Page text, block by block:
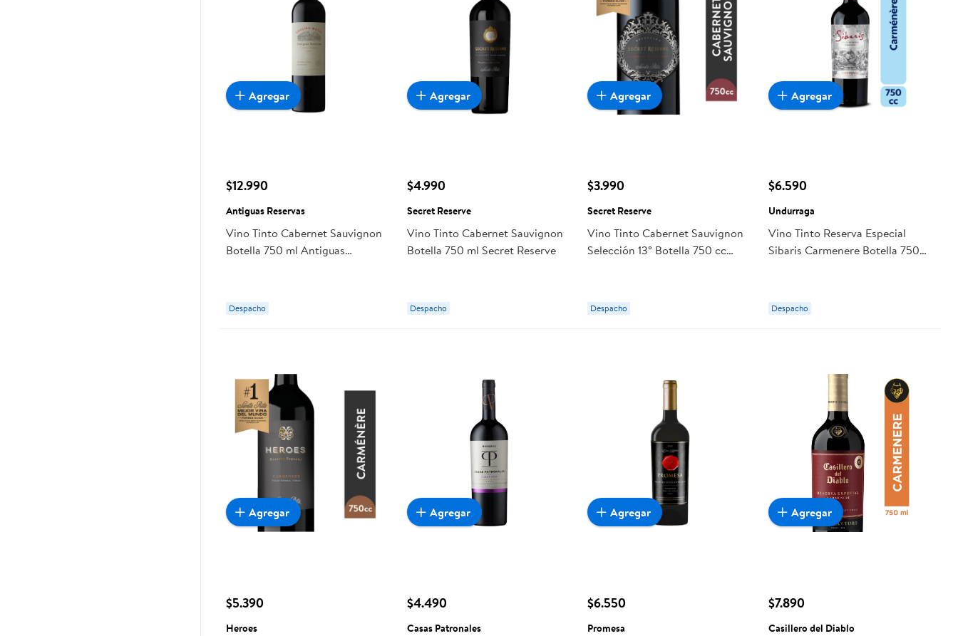
$12.990
Antiguas Reservas
Vino Tinto Cabernet Sauvignon
Botella 750 ml Antiguas
Despacho
Agregar
$4.990
Secret Reserve
Vino Tinto Cabernet Sauvignon
Botella 750 ml Secret Reserve
Despacho
Agregar
$3.990
Secret Reserve
Vino Tinto Cabernet Sauvignon
Selección 13° Botella 750 cc
Despacho
Agregar
$6.590
Undurraga
Vino Tinto Reserva Especial
Sibaris Carmenere Botella 750
Despacho
Agregar
$5.390
Heroes
Agregar
$4.490
Casas Patronales
Agregar
$6.550
Promesa
Agregar
$7.890
Casillero del Diablo
Agregar